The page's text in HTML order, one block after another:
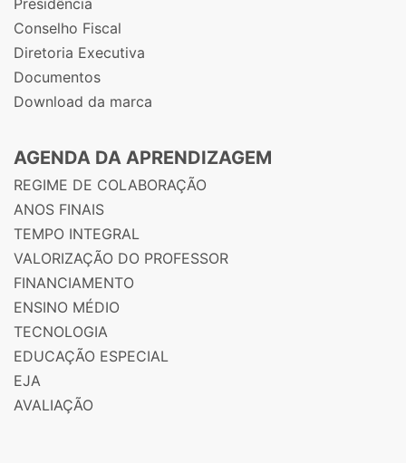
Conselho Fiscal
Diretoria Executiva
Documentos
Download da marca
AGENDA DA APRENDIZAGEM
REGIME DE COLABORAÇÃO
ANOS FINAIS
TEMPO INTEGRAL
VALORIZAÇÃO DO PROFESSOR
FINANCIAMENTO
ENSINO MÉDIO
TECNOLOGIA
EDUCAÇÃO ESPECIAL
EJA
AVALIAÇÃO